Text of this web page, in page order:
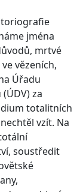
jména
mrtvé
vězeních,
Úřadu
za
totalitních
vzít. Na
soustředit